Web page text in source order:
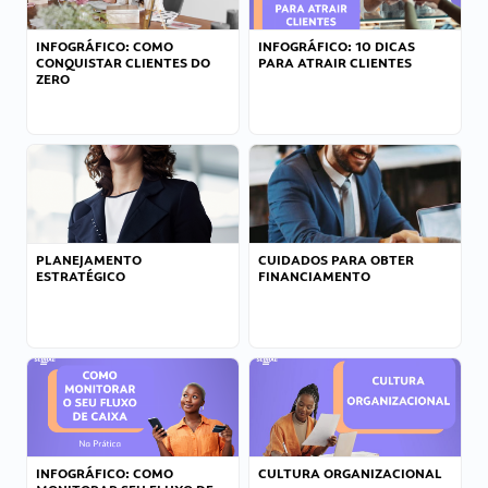
INFOGRÁFICO: COMO
CONQUISTAR CLIENTES DO
ZERO
INFOGRÁFICO: 10 DICAS
PARA ATRAIR CLIENTES
PLANEJAMENTO
ESTRATÉGICO
CUIDADOS PARA OBTER
FINANCIAMENTO
INFOGRÁFICO: COMO
CULTURA ORGANIZACIONAL